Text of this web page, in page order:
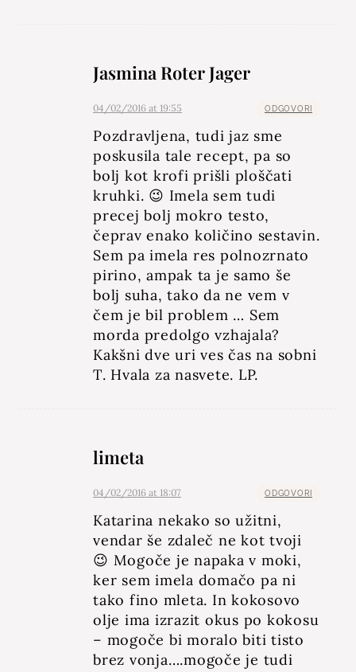
Jasmina Roter Jager
04/02/2016 at 19:55 ODGOVORI
Pozdravljena, tudi jaz sme
poskusila tale recept, pa so
bolj kot krofi prišli ploščati
kruhki. 😉 Imela sem tudi
precej bolj mokro testo,
čeprav enako količino sestavin.
Sem pa imela res polnozrnato
pirino, ampak ta je samo še
bolj suha, tako da ne vem v
čem je bil problem … Sem
morda predolgo vzhajala?
Kakšni dve uri ves čas na sobni
T. Hvala za nasvete. LP.
limeta
04/02/2016 at 18:07 ODGOVORI
Katarina nekako so užitni,
vendar še zdaleč ne kot tvoji
😉 Mogoče je napaka v moki,
ker sem imela domačo pa ni
tako fino mleta. In kokosovo
olje ima izrazit okus po kokosu
– mogoče bi moralo biti tisto
brez vonja….mogoče je tudi